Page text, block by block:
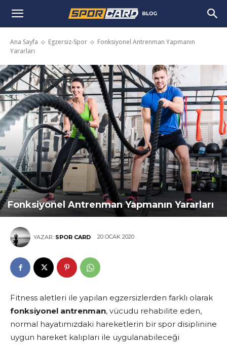
Ana Sayfa Egzersiz-Spor
Fonksiyonel Antrenman Yapmanın
Yararları
Fonksiyonel Antrenman Yapmanın Yararları
YAZAR: SPOR CARD 20 OCAK 2020
Fitness aletleri ile yapılan egzersizlerden farklı olarak
fonksiyonel antrenman, vücudu rehabilite eden,
normal hayatımızdaki hareketlerin bir spor disiplinine
uygun hareket kalıpları ile uygulanabileceği